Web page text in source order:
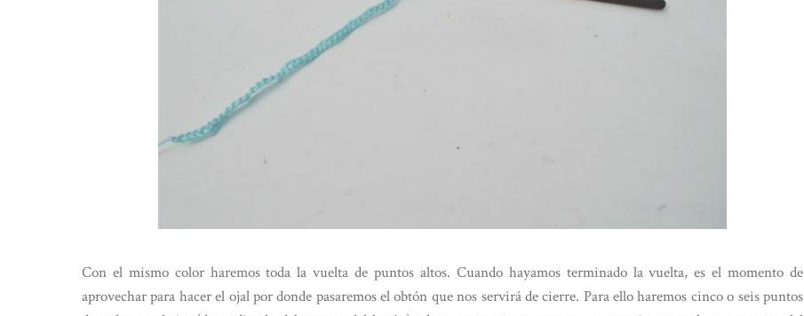
Con el mismo color haremos toda la vuelta de puntos altos. Cuando hayamos terminado la vuelta, es el momento de
aprovechar para hacer el ojal por donde pasaremos el obtón que nos servirá de cierre. Para ello haremos cinco o seis puntos